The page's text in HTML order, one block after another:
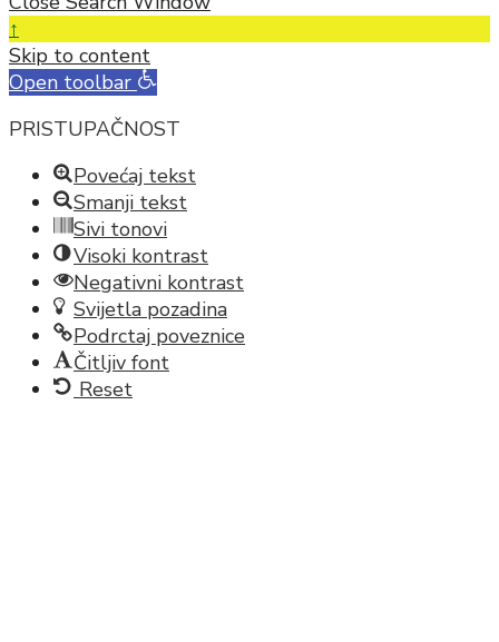
↑
Skip to content
Open toolbar
PRISTUPAČNOST
Povećaj tekst
Smanji tekst
Sivi tonovi
Visoki kontrast
Negativni kontrast
Svijetla pozadina
Podrctaj poveznice
Čitljiv font
Reset